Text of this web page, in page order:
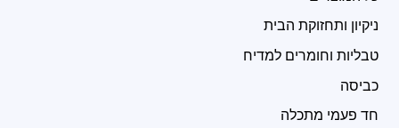
ניקיון ותחזוקת הבית
טבליות וחומרים למדיח
כביסה
חד פעמי מתכלה